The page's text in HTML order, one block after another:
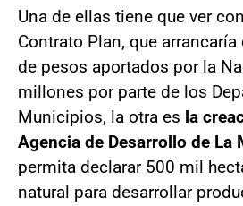
Una de ellas tiene que ver
Contrato Plan, que
de pesos aportados por la
millones por parte de los
Municipios, la otra es la
Agencia de Desarrollo de La
permita declarar 500 mil
natural para desarrollar